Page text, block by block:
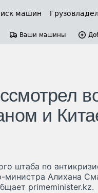
машин
Ваши машины
и
штаба по
Алихана
primeminister.kz.